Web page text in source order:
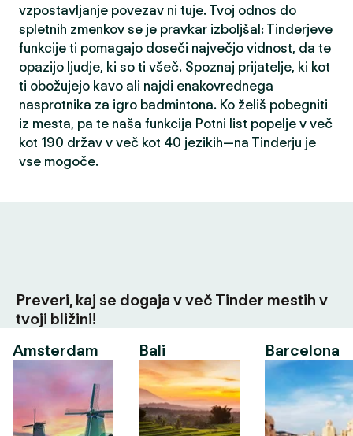
vzpostavljanje povezav ni tuje. Tvoj odnos do
spletnih zmenkov se je pravkar izboljšal: Tinderjeve
funkcije ti pomagajo doseči največjo vidnost, da te
opazijo ljudje, ki so ti všeč. Spoznaj prijatelje, ki kot
ti obožujejo kavo ali najdi enakovrednega
nasprotnika za igro badmintona. Ko želiš pobegniti
iz mesta, pa te naša funkcija Potni list popelje v več
kot 190 držav v več kot 40 jezikih—na Tinderju je
vse mogoče.
Preveri, kaj se dogaja v več Tinder mestih v
tvoji bližini!
Amsterdam
Bali Barcelona